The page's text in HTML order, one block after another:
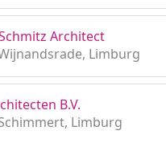
Architect
Limburg
B.V.
Limburg